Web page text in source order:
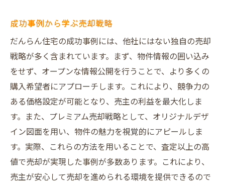
安心して任せられるサポート体制
売却が笑顔で終わる理由
顧客満足度を高める工夫
だんらん住宅が選ばれる理由
売主様と共に歩む信頼の売却
高評価の理由はここにあるだんらん住宅の綿密
な市場調査
市場調査がもたらす売却の成功
成功事例から学ぶ売却戦略
だんらん住宅の成功事例には、他社にはない独自の売却
戦略が多く含まれています。まず、物件情報の囲い込み
をせず、オープンな情報公開を行うことで、より多くの
購入希望者にアプローチします。これにより、競争力の
ある価格設定が可能となり、売主の利益を最大化しま
す。また、プレミアム売却戦略として、オリジナルデザ
イン図面を用い、物件の魅力を視覚的にアピールしま
す。実際、これらの方法を用いることで、査定以上の高
値で売却が実現した事例が多数あります。これにより、
売主が安心して売却を進められる環境を提供できるので